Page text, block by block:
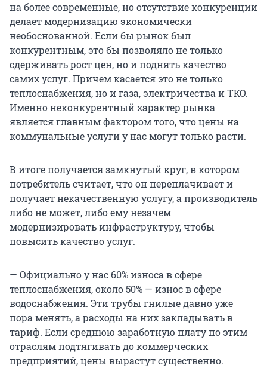
на более современные, но отсутствие конкуренции
делает модернизацию экономически
необоснованной. Если бы рынок был
конкурентным, это бы позволяло не только
сдерживать рост цен, но и поднять качество
самих услуг. Причем касается это не только
теплоснабжения, но и газа, электричества и ТКО.
Именно неконкурентный характер рынка
является главным фактором того, что цены на
коммунальные услуги у нас могут только расти.
В итоге получается замкнутый круг, в котором
потребитель считает, что он переплачивает и
получает некачественную услугу, а производитель
либо не может, либо ему незачем
модернизировать инфраструктуру, чтобы
повысить качество услуг.
— Официально у нас 60% износа в сфере
теплоснабжения, около 50% — износ в сфере
водоснабжения. Эти трубы гнилые давно уже
пора менять, а расходы на них закладывать в
тариф. Если среднюю заработную плату по этим
отраслям подтягивать до коммерческих
предприятий, цены вырастут существенно.